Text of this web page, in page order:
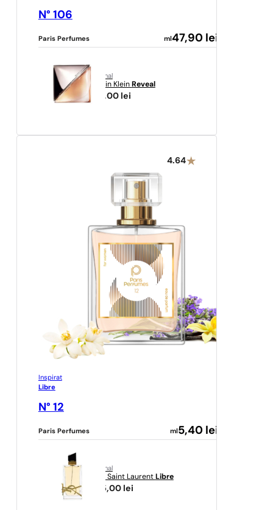
N° 106
Paris Perfumes ml 47,90 lei
original
Calvin Klein Reveal
277,00 lei
4.64
Inspirat
Libre
N° 12
Paris Perfumes ml5,40 lei
original
Yves Saint Laurent Libre
555,00 lei